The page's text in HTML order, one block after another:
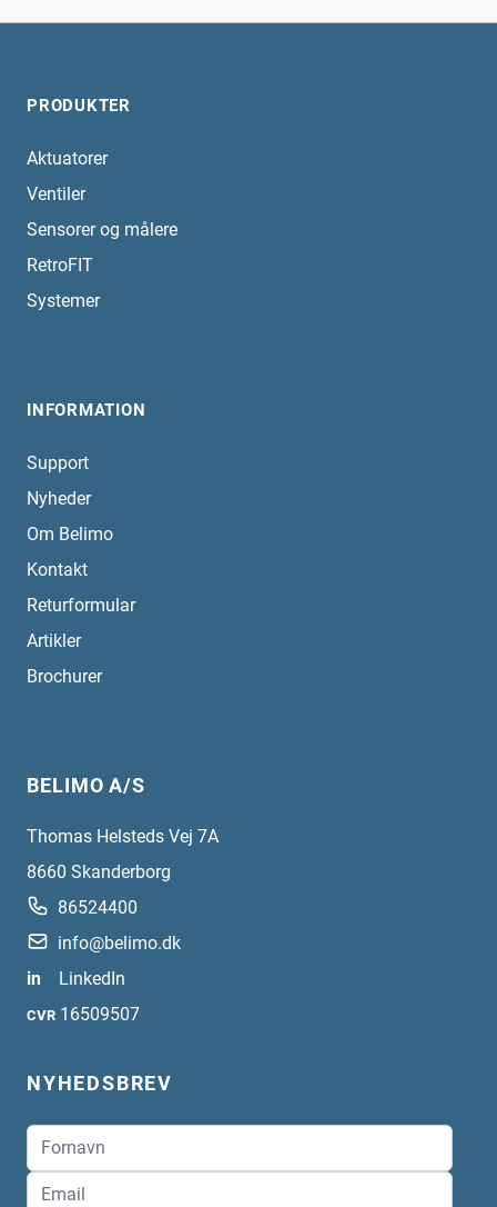
PRODUKTER
Aktuatorer
Ventiler
Sensorer og målere
RetroFIT
Systemer
INFORMATION
Support
Nyheder
Om Belimo
Kontakt
Returformular
Artikler
Brochurer
BELIMO A/S
Thomas Helsteds Vej 7A
8660 Skanderborg
86524400
info@belimo.dk
in
LinkedIn
CVR 16509507
NYHEDSBREV